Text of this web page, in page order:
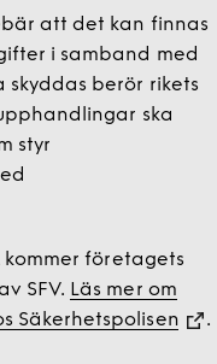
att det kan finnas
i samband med
skyddas berör rikets
ska
styr
företagets
SFV. Läs mer om
Säkerhetspolisen
.